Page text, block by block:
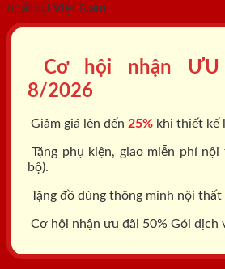
nhất tại Việt Nam.
Cơ hội nhận
8/2026
Giảm giá lên đến 25% khi thiết kế
Tặng phụ kiện, giao miễn phí
bộ).
Tặng đồ dùng thông minh nội thất
Cơ hội nhận ưu đãi 50% Gói dịch